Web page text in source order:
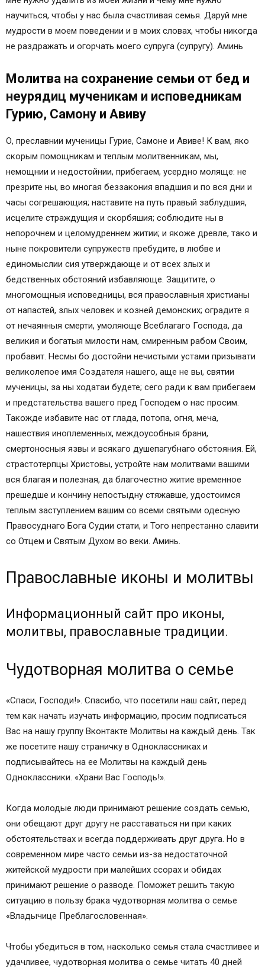
научиться, чтобы у нас была счастливая семья. Даруй мне
мудрости в моем поведении и в моих словах, чтобы никогда
не раздражать и огорчать моего супруга (супругу). Аминь
Молитва на сохранение семьи от бед и
неурядиц мученикам и исповедникам
Гурию, Самону и Авиву
О, преславнии мученицы Гурие, Самоне и Авиве! К вам, яко
скорым помощникам и теплым молитвенникам, мы,
немощнии и недостойнии, прибегаем, усердно моляще: не
презрите ны, во многая беззакония впадшия и по вся дни и
часы согрешающия; наставите на путь правый заблудшия,
исцелите страждущия и скорбяшия; соблюдите ны в
непорочнем и целомудреннем житии; и якоже древле, тако и
ныне покровители супружеств пребудите, в любве и
единомыслии сия утверждающе и от всех злых и
бедственных обстояний избавляюще. Защитите, о
многомощныя исповедницы, вся православныя христианы
от напастей, злых человек и козней демонских; оградите я
от нечаянныя смерти, умоляюще Всеблагаго Господа, да
великия и богатыя милости нам, смиренным рабом Своим,
пробавит. Несмы бо достойни нечистыми устами призывати
великолепое имя Создателя нашего, аще не вы, святии
мученицы, за ны ходатаи будете; сего ради к вам прибегаем
и предстательства вашего пред Господем о нас просим.
Такожде избавите нас от глада, потопа, огня, меча,
нашествия иноплеменных, междоусобныя брани,
смертоносныя язвы и всякаго душепагубнаго обстояния. Ей,
страстотерпцы Христовы, устройте нам молитвами вашими
вся благая и полезная, да благочестно житие временное
прешедше и кончину непостыдну стяжавше, удостоимся
теплым заступлением вашим со всеми святыми одесную
Правосуднаго Бога Судии стати, и Того непрестанно славити
со Отцем и Святым Духом во веки. Аминь.
Православные иконы и молитвы
Информационный сайт про иконы,
молитвы, православные традиции.
Чудотворная молитва о семье
«Спаси, Господи!». Спасибо, что посетили наш сайт, перед
тем как начать изучать информацию, просим подписаться
Вас на нашу группу Вконтакте Молитвы на каждый день. Так
же посетите нашу страничку в Одноклассниках и
подписывайтесь на ее Молитвы на каждый день
Одноклассники. «Храни Вас Господь!».
Когда молодые люди принимают решение создать семью,
они обещают друг другу не расставаться ни при каких
обстоятельствах и всегда поддерживать друг друга. Но в
современном мире часто семьи из-за недостаточной
житейской мудрости при малейших ссорах и обидах
принимают решение о разводе. Поможет решить такую
ситуацию в пользу брака чудотворная молитва о семье
«Владычице Преблагословенная».
Чтобы убедиться в том, насколько семья стала счастливее и
удачливее, чудотворная молитва о семье читать 40 дней